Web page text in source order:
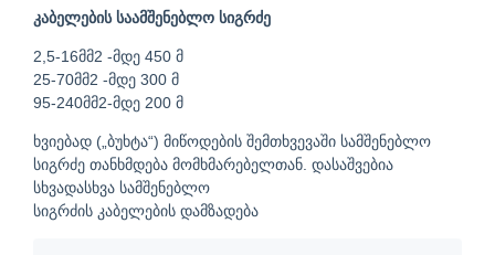
კაბელების საამშენებლო სიგრძე
2,5-16მმ2 -მდე 450 მ
25-70მმ2 -მდე 300 მ
95-240მმ2-მდე 200 მ
ხვიებად („ბუხტა“) მიწოდების შემთხვევაში სამშენებლო
სიგრძე თანხმდება მომხმარებელთან. დასაშვებია
სხვადასხვა სამშენებლო
სიგრძის კაბელების დამზადება